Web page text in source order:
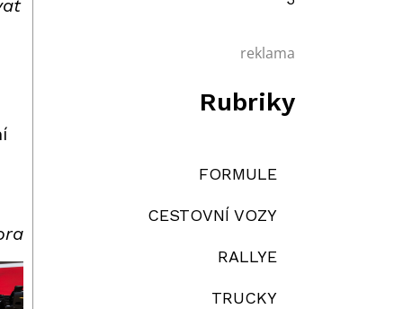
reklama
Rubriky
FORMULE
CESTOVNÍ VOZY
RALLYE
TRUCKY